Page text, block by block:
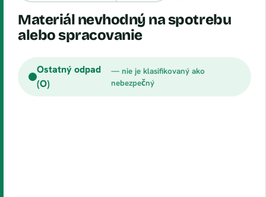
materiál nevhodný na spotrebu
alebo spracovanie
Ostatný odpad
(O)
— nie je klasifikovaný ako
nebezpečný